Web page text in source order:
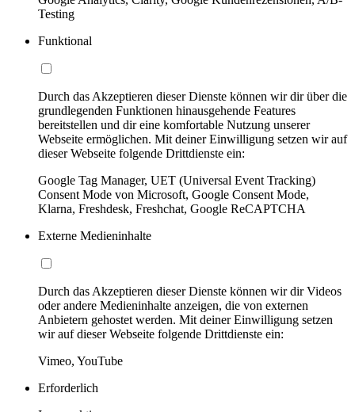
Testing
Funktional
Durch das Akzeptieren dieser Dienste können wir dir über die
grundlegenden Funktionen hinausgehende Features
bereitstellen und dir eine komfortable Nutzung unserer
Webseite ermöglichen. Mit deiner Einwilligung setzen wir auf
dieser Webseite folgende Drittdienste ein:
Google Tag Manager, UET (Universal Event Tracking)
Consent Mode von Microsoft, Google Consent Mode,
Klarna, Freshdesk, Freshchat, Google ReCAPTCHA
Externe Medieninhalte
Durch das Akzeptieren dieser Dienste können wir dir Videos
oder andere Medieninhalte anzeigen, die von externen
Anbietern gehostet werden. Mit deiner Einwilligung setzen
wir auf dieser Webseite folgende Drittdienste ein:
Vimeo, YouTube
Erforderlich